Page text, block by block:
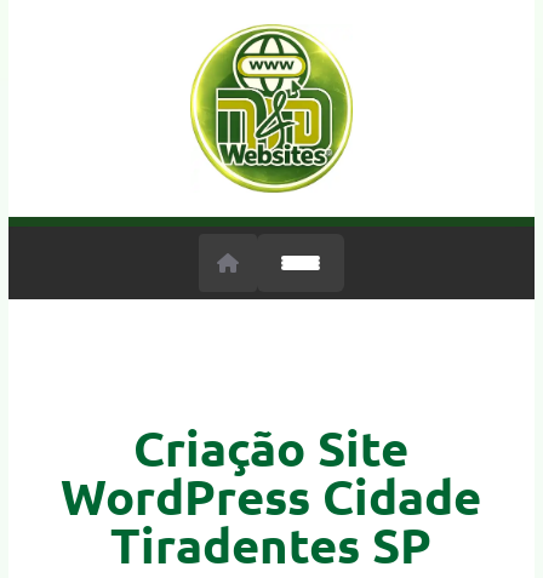
Criação Site
WordPress Cidade
Tiradentes SP